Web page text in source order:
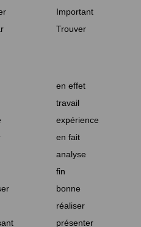
Important
Trouver
en effet
travail
expérience
en fait
analyse
fin
bonne
réaliser
présenter